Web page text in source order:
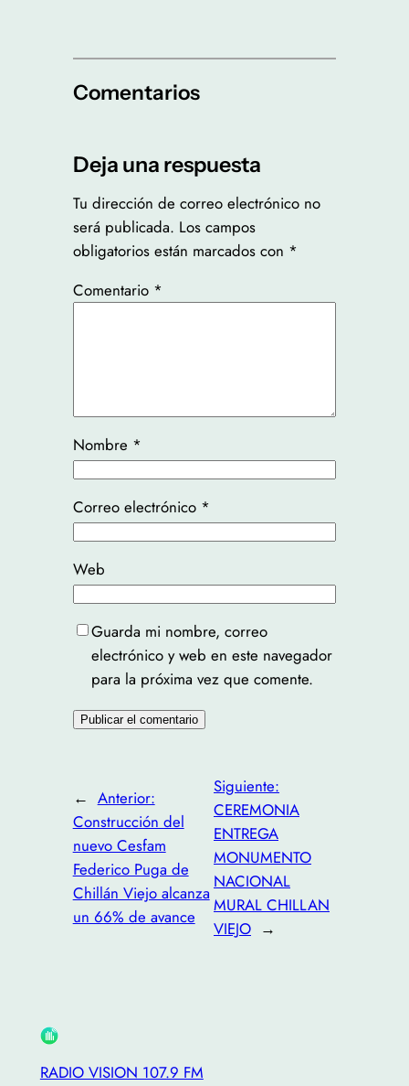
Comentarios
Deja una respuesta
Tu dirección de correo electrónico no
será publicada. Los campos
obligatorios están marcados con *
Comentario *
Nombre *
Correo electrónico *
Web
Guarda mi nombre, correo
electrónico y web en este navegador
para la próxima vez que comente.
← Anterior:
Construcción del
nuevo Cesfam
Federico Puga de
Chillán Viejo alcanza
un 66% de avance
Siguiente:
CEREMONIA
ENTREGA
MONUMENTO
NACIONAL
MURAL CHILLAN
VIEJO →
RADIO VISION 107.9 FM